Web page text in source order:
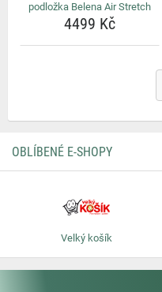
podložka Belena Air Stretch
4499 Kč
OBLÍBENÉ E-SHOPY
Velký košík